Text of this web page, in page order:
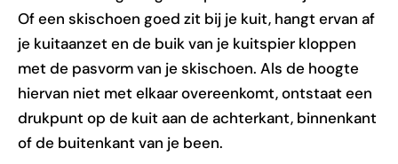
Of een skischoen goed zit bij je kuit, hangt ervan af
je kuitaanzet en de buik van je kuitspier kloppen
met de pasvorm van je skischoen. Als de hoogte
hiervan niet met elkaar overeenkomt, ontstaat een
drukpunt op de kuit aan de achterkant, binnenkant
of de buitenkant van je been.